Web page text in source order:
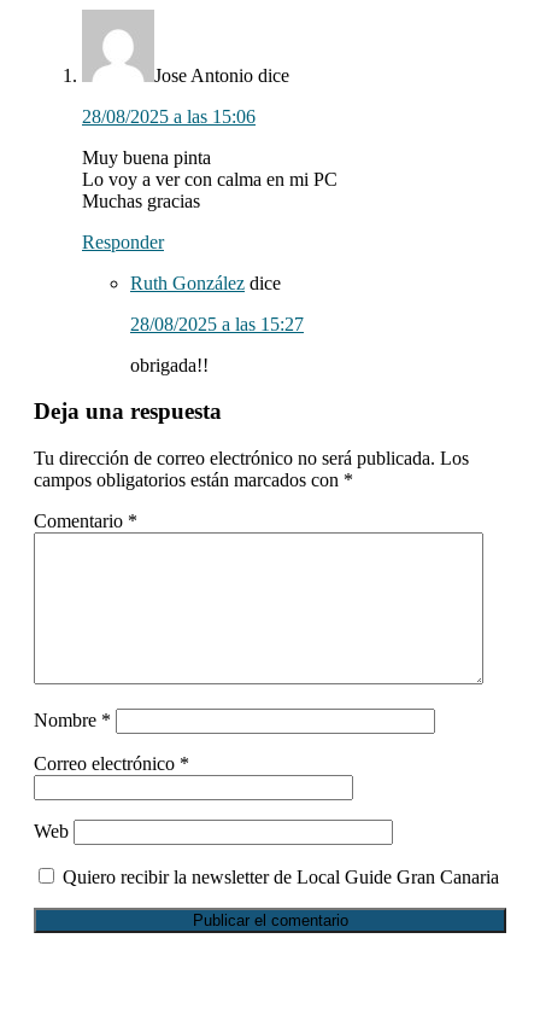
lectores
Jose Antonio dice
28/08/2025 a las 15:06
Muy buena pinta
Lo voy a ver con calma en mi PC
Muchas gracias
Responder
Ruth González dice
28/08/2025 a las 15:27
obrigada!!
Deja una respuesta
Tu dirección de correo electrónico no será publicada. Los
campos obligatorios están marcados con *
Comentario *
Nombre *
Correo electrónico *
Web
Quiero recibir la newsletter de Local Guide Gran Canaria